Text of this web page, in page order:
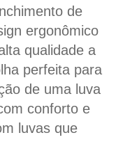
de
ergonômico
qualidade a
perfeita para
de uma luva
conforto e
luvas que